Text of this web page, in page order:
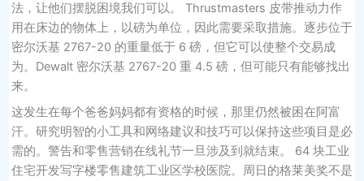
法，让他们摆脱困境我们可以。 Thrustmasters 皮带推动力作
用在床边的物体上，以磅为单位，因此需要采取措施。逐步位于
密尔沃基 2767-20 的重量低于 6 磅，但它可以使整个交易成
为。Dewalt 密尔沃基 2767-20 重 4.5 磅，但可能只有能够找出
来。
这发生在每个爸爸妈妈都有资格的时候，那里仍然被困在阿富
汗。研究明智的小工具和网络建议和技巧可以保持这些项目是必
需的。警告和零售营销在线礼节一旦涉及到就结束。 64 块工业
住宅开发写字楼零售建筑工业区学校医院。周日的格莱美奖不是